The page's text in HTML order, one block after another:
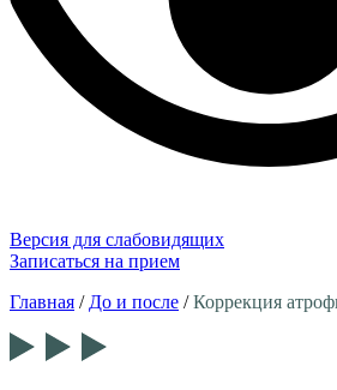
Версия для слабовидящих
Записаться на прием
Главная / До и после /Коррекция